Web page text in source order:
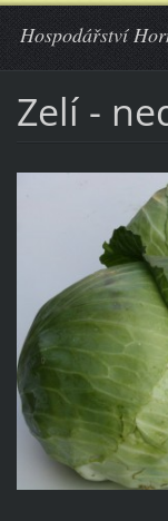
Hospodářství
Zelí -